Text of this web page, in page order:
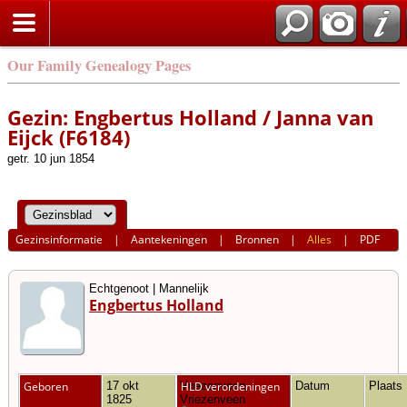
Our Family Genealogy Pages
Gezin: Engbertus Holland / Janna van
Eijck (F6184)
getr. 10 jun 1854
Gezinsinformatie |Aantekeningen | Bronnen |Alles | PDF
Echtgenoot | Mannelijk
Engbertus Holland
Geboren
17 okt
1825
Vriezenveen,
Vriezenveen
HLD verordeningen Datum Plaats